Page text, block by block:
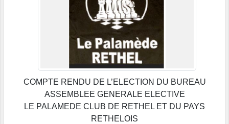
COMPTE RENDU DE L’ELECTION DU BUREAU
ASSEMBLEE GENERALE ELECTIVE
LE PALAMEDE CLUB DE RETHEL ET DU PAYS
RETHELOIS